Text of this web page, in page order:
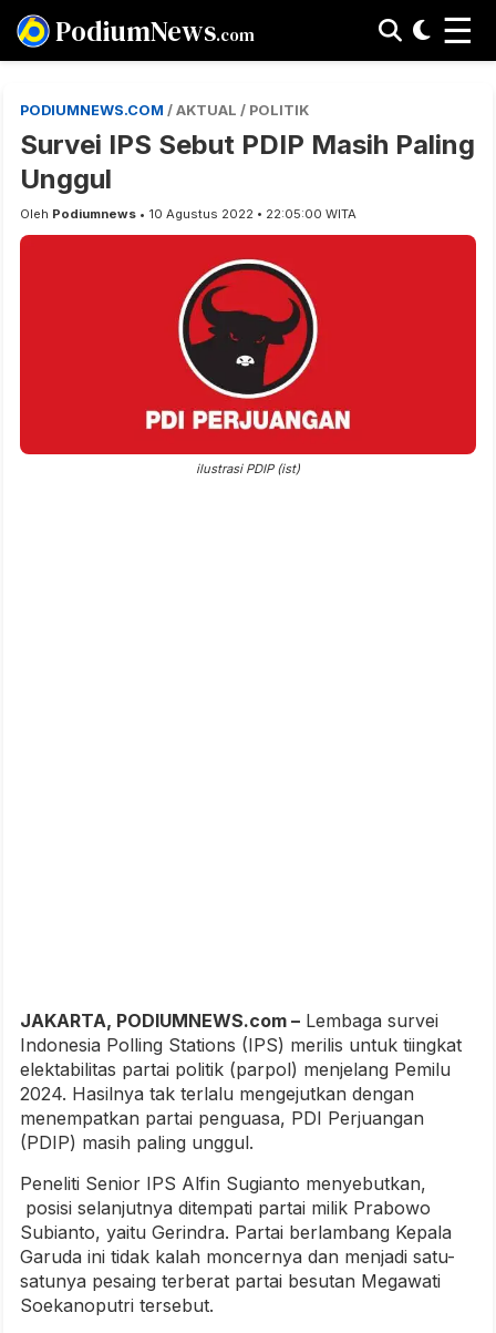
PodiumNews.com ☰
PODIUMNEWS.COM / AKTUAL / POLITIK
Survei IPS Sebut PDIP Masih Paling
Unggul
Oleh Podiumnews • 10 Agustus 2022 • 22:05:00 WITA
ilustrasi PDIP (ist)
JAKARTA, PODIUMNEWS.com – Lembaga survei
Indonesia Polling Stations (IPS) merilis untuk tiingkat
elektabilitas partai politik (parpol) menjelang Pemilu
2024. Hasilnya tak terlalu mengejutkan dengan
menempatkan partai penguasa, PDI Perjuangan
(PDIP) masih paling unggul.
Peneliti Senior IPS Alfin Sugianto menyebutkan,
posisi selanjutnya ditempati partai milik Prabowo
Subianto, yaitu Gerindra. Partai berlambang Kepala
Garuda ini tidak kalah moncernya dan menjadi satu-
satunya pesaing terberat partai besutan Megawati
Soekanoputri tersebut.